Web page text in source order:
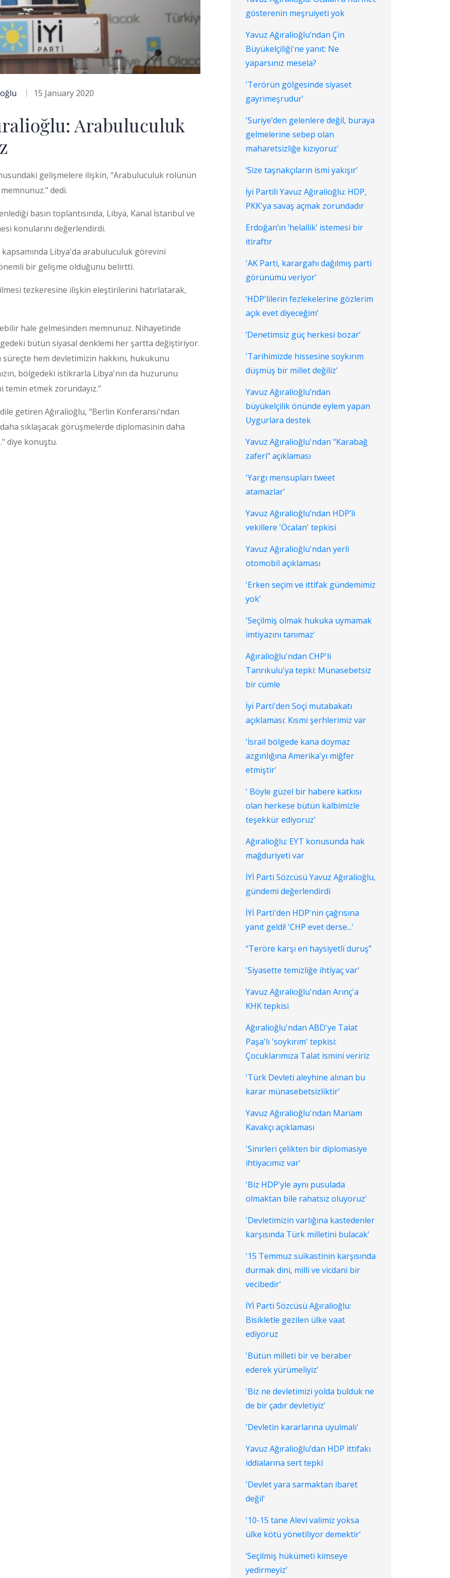
15 January 2020
Arabuluculuk
gelişmelere ilişkin, "Arabuluculuk rolünün
dedi.
basın toplantısında, Libya, Kanal İstanbul ve
konularını değerlendirdi.
Libya'da arabuluculuk görevini
bir gelişme olduğunu belirtti.
tezkeresine ilişkin eleştirilerini hatırlatarak,
hale gelmesinden memnunuz. Nihayetinde
bütün siyasal denklemi her şartta değiştiriyor.
hem devletimizin hakkını, hukukunu
bölgedeki istikrarla Libya'nın da huzurunu
etmek zorundayız."
getiren Ağıralioğlu, "Berlin Konferansı'ndan
sıklaşacak görüşmelerde diplomasinin daha
diye konuştu.
gösterenin meşruiyeti yok
Yavuz Ağıralioğlu’ndan Çin
Büyükelçiliği'ne yanıt: Ne
yaparsınız mesela?
'Terörün gölgesinde siyaset
gayrimeşrudur'
'Suriye’den gelenlere değil, buraya
gelmelerine sebep olan
maharetsizliğe kızıyoruz'
‘Size taşnakçıların ismi yakışır’
İyi Partili Yavuz Ağıralioğlu: HDP,
PKK'ya savaş açmak zorundadır
Erdoğan’ın ‘helallik’ istemesi bir
itiraftır
'AK Parti, karargahı dağılmış parti
görünümü veriyor'
‘HDP'lilerin fezlekelerine gözlerim
açık evet diyeceğim’
‘Denetimsiz güç herkesi bozar’
'Tarihimizde hissesine soykırım
düşmüş bir millet değiliz'
Yavuz Ağıralioğlu’ndan
büyükelçilik önünde eylem yapan
Uygurlara destek
Yavuz Ağıralioğlu'ndan "Karabağ
zaferi" açıklaması
'Yargı mensupları tweet
atamazlar'
Yavuz Ağıralioğlu’ndan HDP’li
vekillere 'Öcalan' tepkisi
Yavuz Ağıralioğlu'ndan yerli
otomobil açıklaması
'Erken seçim ve ittifak gündemimiz
yok'
'Seçilmiş olmak hukuka uymamak
imtiyazını tanımaz'
Ağıralioğlu'ndan CHP'li
Tanrıkulu'ya tepki: Münasebetsiz
bir cümle
İyi Parti'den Soçi mutabakatı
açıklaması: Kısmi şerhlerimiz var
'İsrail bölgede kana doymaz
azgınlığına Amerika'yı miğfer
etmiştir'
' Böyle güzel bir habere katkısı
olan herkese bütün kalbimizle
teşekkür ediyoruz'
Ağıralioğlu: EYT konusunda hak
mağduriyeti var
İYİ Parti Sözcüsü Yavuz Ağıralioğlu,
gündemi değerlendirdi
İYİ Parti'den HDP'nin çağrısına
yanıt geldi! 'CHP evet derse...'
“Teröre karşı en haysiyetli duruş”
'Siyasette temizliğe ihtiyaç var'
Yavuz Ağıralioğlu'ndan Arınç'a
KHK tepkisi
Ağıralioğlu'ndan ABD'ye Talat
Paşa'lı 'soykırım' tepkisi:
Çocuklarımıza Talat ismini veririz
'Türk Devleti aleyhine alınan bu
karar münasebetsizliktir'
Yavuz Ağıralioğlu'ndan Mariam
Kavakçı açıklaması
'Sinirleri çelikten bir diplomasiye
ihtiyacımız var'
'Biz HDP'yle aynı pusulada
olmaktan bile rahatsız oluyoruz'
'Devletimizin varlığına kastedenler
karşısında Türk milletini bulacak'
'15 Temmuz suikastinin karşısında
durmak dini, milli ve vicdani bir
vecibedir'
İYİ Parti Sözcüsü Ağıralioğlu:
Bisikletle gezilen ülke vaat
ediyoruz
'Bütün milleti bir ve beraber
ederek yürümeliyiz'
'Biz ne devletimizi yolda bulduk ne
de bir çadır devletiyiz'
'Devletin kararlarına uyulmalı'
Yavuz Ağıralioğlu’dan HDP ittifakı
iddialarına sert tepki
'Devlet yara sarmaktan ibaret
değil'
'10-15 tane Alevi valimiz yoksa
ülke kötü yönetiliyor demektir'
‘Seçilmiş hükümeti kimseye
yedirmeyiz’